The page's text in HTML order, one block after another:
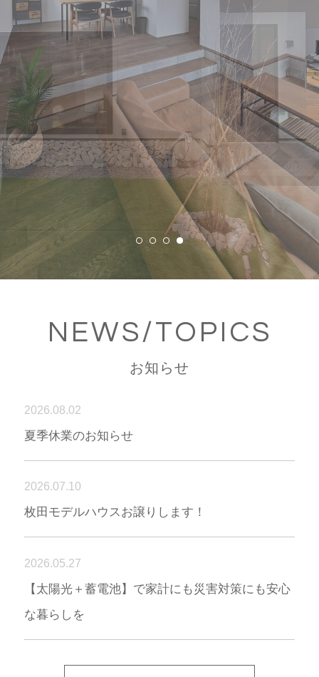
NEWS/TOPICS
お知らせ
2026.08.02
夏季休業のお知らせ
2026.07.10
枚田モデルハウスお譲りします！
2026.05.27
【太陽光＋蓄電池】で家計にも災害対策にも安心
な暮らしを